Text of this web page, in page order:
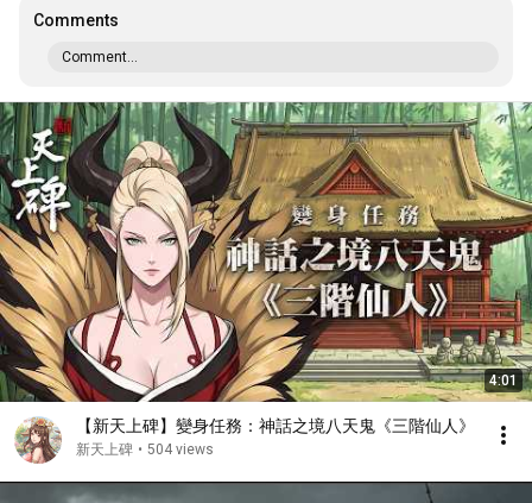
Comments
Comment...
4:01
【新天上碑】變身任務：神話之境八天鬼《三階仙人》
新天上碑 • 504 views